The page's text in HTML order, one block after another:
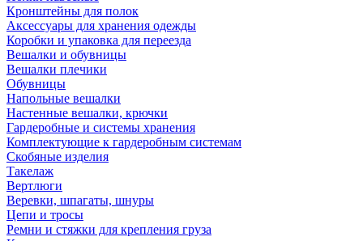
Кронштейны для полок
Аксессуары для хранения одежды
Коробки и упаковка для переезда
Вешалки и обувницы
Вешалки плечики
Обувницы
Напольные вешалки
Настенные вешалки, крючки
Гардеробные и системы хранения
Комплектующие к гардеробным системам
Скобяные изделия
Такелаж
Вертлюги
Веревки, шпагаты, шнуры
Цепи и тросы
Ремни и стяжки для крепления груза